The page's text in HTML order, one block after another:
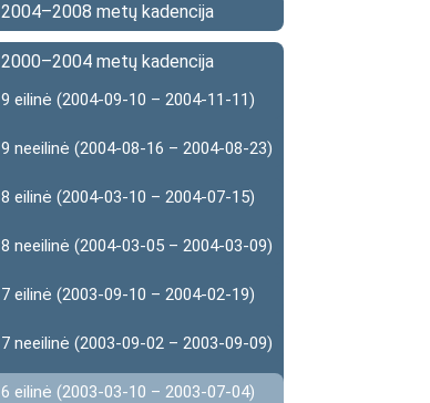
2004–2008 metų kadencija
2000–2004 metų kadencija
9 eilinė (2004-09-10 – 2004-11-11)
9 neeilinė (2004-08-16 – 2004-08-23)
8 eilinė (2004-03-10 – 2004-07-15)
8 neeilinė (2004-03-05 – 2004-03-09)
7 eilinė (2003-09-10 – 2004-02-19)
7 neeilinė (2003-09-02 – 2003-09-09)
6 eilinė (2003-03-10 – 2003-07-04)